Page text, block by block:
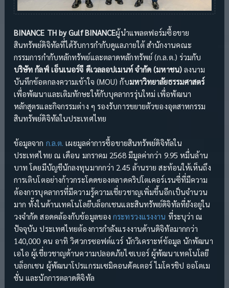
BINANCE TH by Gulf BINANCEผู้นำแพลตฟอร์มซื้อขาย
สินทรัพย์ดิจิทัลที่ได้รับการกำกับดูแลภายใต้ สำนักงานคณะ
กรรมการกำกับหลักทรัพย์และตลาดหลักทรัพย์ (ก.ล.ต.) ร่วมกับ
บริษัท กัลฟ์ เอ็นเนอร์จี ดีเวลลอปเมนท์ จำกัด (มหาชน)ลงนาม
บันทึกข้อตกลงความเข้าใจ (MOU) กับมหาวิทยาลัยธรรมศาสตร์
เพื่อพัฒนาและเติมทักษะให้กับบุคลากรรุ่นใหม่ เพื่อพัฒนา
หลักสูตรและกิจกรรมต่าง ๆ รองรับการขยายตัวของอุตสาหกรรม
สินทรัพย์ดิจิทัลในประเทศไทย
ข้อมูลจาก ก.ล.ต. เผยมูลค่าการซื้อขายสินทรัพย์ดิจิทัลใน
ประเทศไทย ณ เดือน มกราคม 2568 มีมูลค่ากว่า 9.95 หมื่นล้าน
บาท โดยมีบัญชีนักลงทุนมากกว่า 2.45 ล้านราย สะท้อนให้เห็นถึง
การเติบโตอย่างก้าวกระโดดของตลาดคริปโตเคอร์เรนซี่ที่มีความ
ต้องการบุคลากรที่มีความรู้ความเชี่ยวชาญเพิ่มขึ้นอีกเป็นจำนวน
มาก ทั้งในด้านเทคโนโลยีบล็อกเชนและสินทรัพย์ดิจิทัลที่ยังอยู่ใน
วงจำกัด สอดคล้องกับข้อมูลของกระทรวงแรงงาน ที่ระบุว่า ณ
ปัจจุบัน ประเทศไทยต้องการกําลังแรงงานด้านดิจิทัลมากกว่า
140,000 คน อาทิ วิศวกรซอฟต์แวร์ นักวิเคราะห์ข้อมูล นักพัฒนา
เอไอ ผู้เชี่ยวชาญด้านความปลอดภัยไซเบอร์ ผู้พัฒนาเทคโนโลยี
บล็อกเชน ผู้พัฒนาโปรแกรมเซมิคอนดัคเตอร์ ไมโครชิป ออโตเม
ชั่น และนักการตลาดดิจิทัล